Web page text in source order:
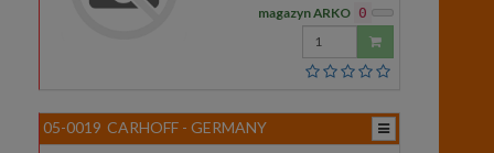
magazyn ARKO 0
Wprowadź
ilość
05-0019 CARHOFF - GERMANY